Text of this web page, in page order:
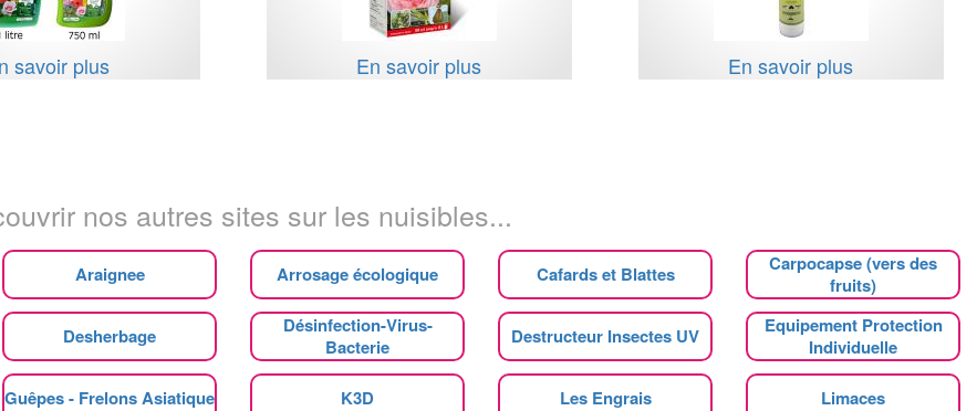
savoir plus En savoir plus En savoir plus
nos autres sites sur les nuisibles...
Araignee Arrosage écologique Cafards et Blattes
Carpocapse (vers des
fruits)
Desherbage
Désinfection-Virus-
Bacterie
Destructeur Insectes UV
Equipement Protection
Individuelle
Guêpes - Frelons Asiatique K3D Les Engrais Limaces